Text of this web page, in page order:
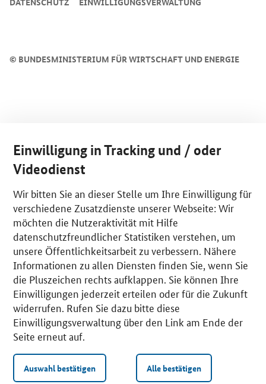
© BUNDESMINISTERIUM FÜR WIRTSCHAFT UND ENERGIE
Einwilligung in Tracking und / oder
Videodienst
Wir bitten Sie an dieser Stelle um Ihre Einwilligung für
verschiedene Zusatzdienste unserer Webseite: Wir
möchten die Nutzeraktivität mit Hilfe
datenschutzfreundlicher Statistiken verstehen, um
unsere Öffentlichkeitsarbeit zu verbessern. Nähere
Informationen zu allen Diensten finden Sie, wenn Sie
die Pluszeichen rechts aufklappen. Sie können Ihre
Einwilligungen jederzeit erteilen oder für die Zukunft
widerrufen. Rufen Sie dazu bitte diese
Einwilligungsverwaltung über den Link am Ende der
Seite erneut auf.
Auswahl bestätigen Alle bestätigen